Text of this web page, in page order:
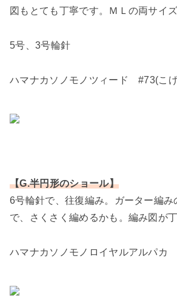
図もとても丁寧です。ＭＬの両サイズ
5号、3号輪針
ハマナカソノモノツィード #73(こ
【G.半円形のショール】
6号輪針で、往復編み。ガーター編み
で、さくさく編めるかも。編み図が丁
ハマナカソノモノロイヤルアルパカ